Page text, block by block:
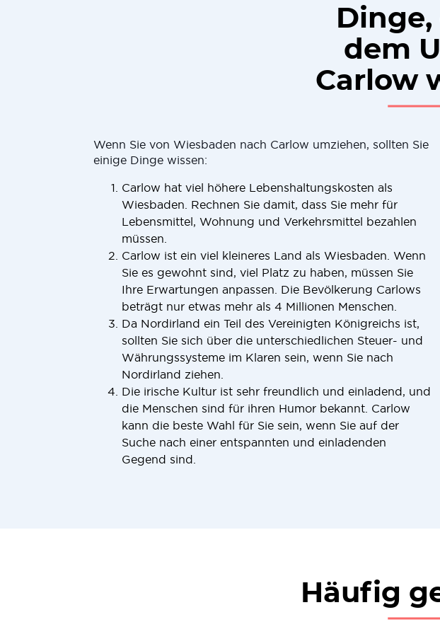
dem
Carlow
Wenn Sie von Wiesbaden nach Carlow umziehen, sollten Sie
einige Dinge wissen:
Carlow hat viel höhere Lebenshaltungskosten als
Wiesbaden. Rechnen Sie damit, dass Sie mehr für
Lebensmittel, Wohnung und Verkehrsmittel bezahlen
müssen.
Carlow ist ein viel kleineres Land als Wiesbaden. Wenn
Sie es gewohnt sind, viel Platz zu haben, müssen Sie
Ihre Erwartungen anpassen. Die Bevölkerung Carlows
beträgt nur etwas mehr als 4 Millionen Menschen.
Da Nordirland ein Teil des Vereinigten Königreichs ist,
sollten Sie sich über die unterschiedlichen Steuer- und
Währungssysteme im Klaren sein, wenn Sie nach
Nordirland ziehen.
Die irische Kultur ist sehr freundlich und einladend, und
die Menschen sind für ihren Humor bekannt. Carlow
kann die beste Wahl für Sie sein, wenn Sie auf der
Suche nach einer entspannten und einladenden
Gegend sind.
Häufig